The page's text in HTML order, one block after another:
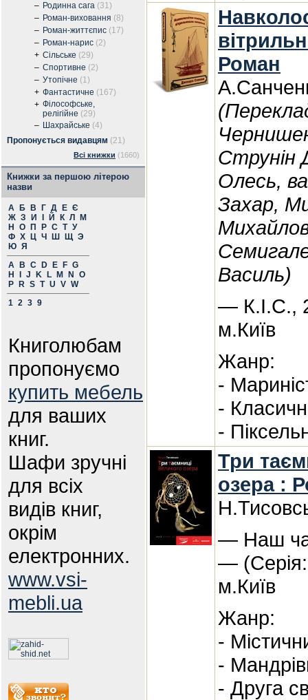
– Родинна сага (31)
– Роман-виховання (8)
– Роман-життєпис (17)
– Роман-нарис (2)
+ Сільське (29)
– Спортивне (2)
– Утопічне (1)
+ Фантастичне (167)
+ Філософське,
релігійне (29)
– Шахрайське (4)
Пропонується видавцям (21)
Всі книжки (1660)
Книжки за першою літерою
назви
А Б В Г Д Е Є
Ж З И Й К Л
М
Н
О П Р С Т У
Ф Х Ц Ч Ш Щ Э
Ю Я
A
B C D E F G
H
J K L M N
O
P
R S T U V W
1 2 3 9
Книголюбам
пропонуємо
купить мебель
для ваших
книг.
Шафи зручні
для всіх
видів книг,
окрім
електронних.
www.vsi-
mebli.ua
Роман
Струнін
Олесь,
Захар,
Василь)
— К.І.С.,
м.Київ
Жанр:
-
-
-
Три
озера :
— Наш
—
м.Київ
Жанр:
-
-
- Друга